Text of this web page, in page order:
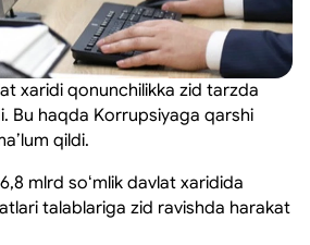
xaridi qonunchilikka zid tarzda
Bu haqda Korrupsiyaga qarshi
qildi.
mlrd soʻmlik davlat xaridida
talablariga zid ravishda harakat